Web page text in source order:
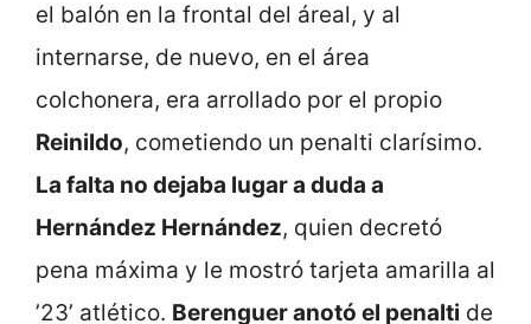
el balón en la frontal del áreal, y al
internarse, de nuevo, en el área
colchonera, era arrollado por el propio
Reinildo, cometiendo un penalti clarísimo.
La falta no dejaba lugar a duda a
Hernández Hernández, quien decretó
pena máxima y le mostró tarjeta amarilla al
’23’ atlético. Berenguer anotó el penalti de